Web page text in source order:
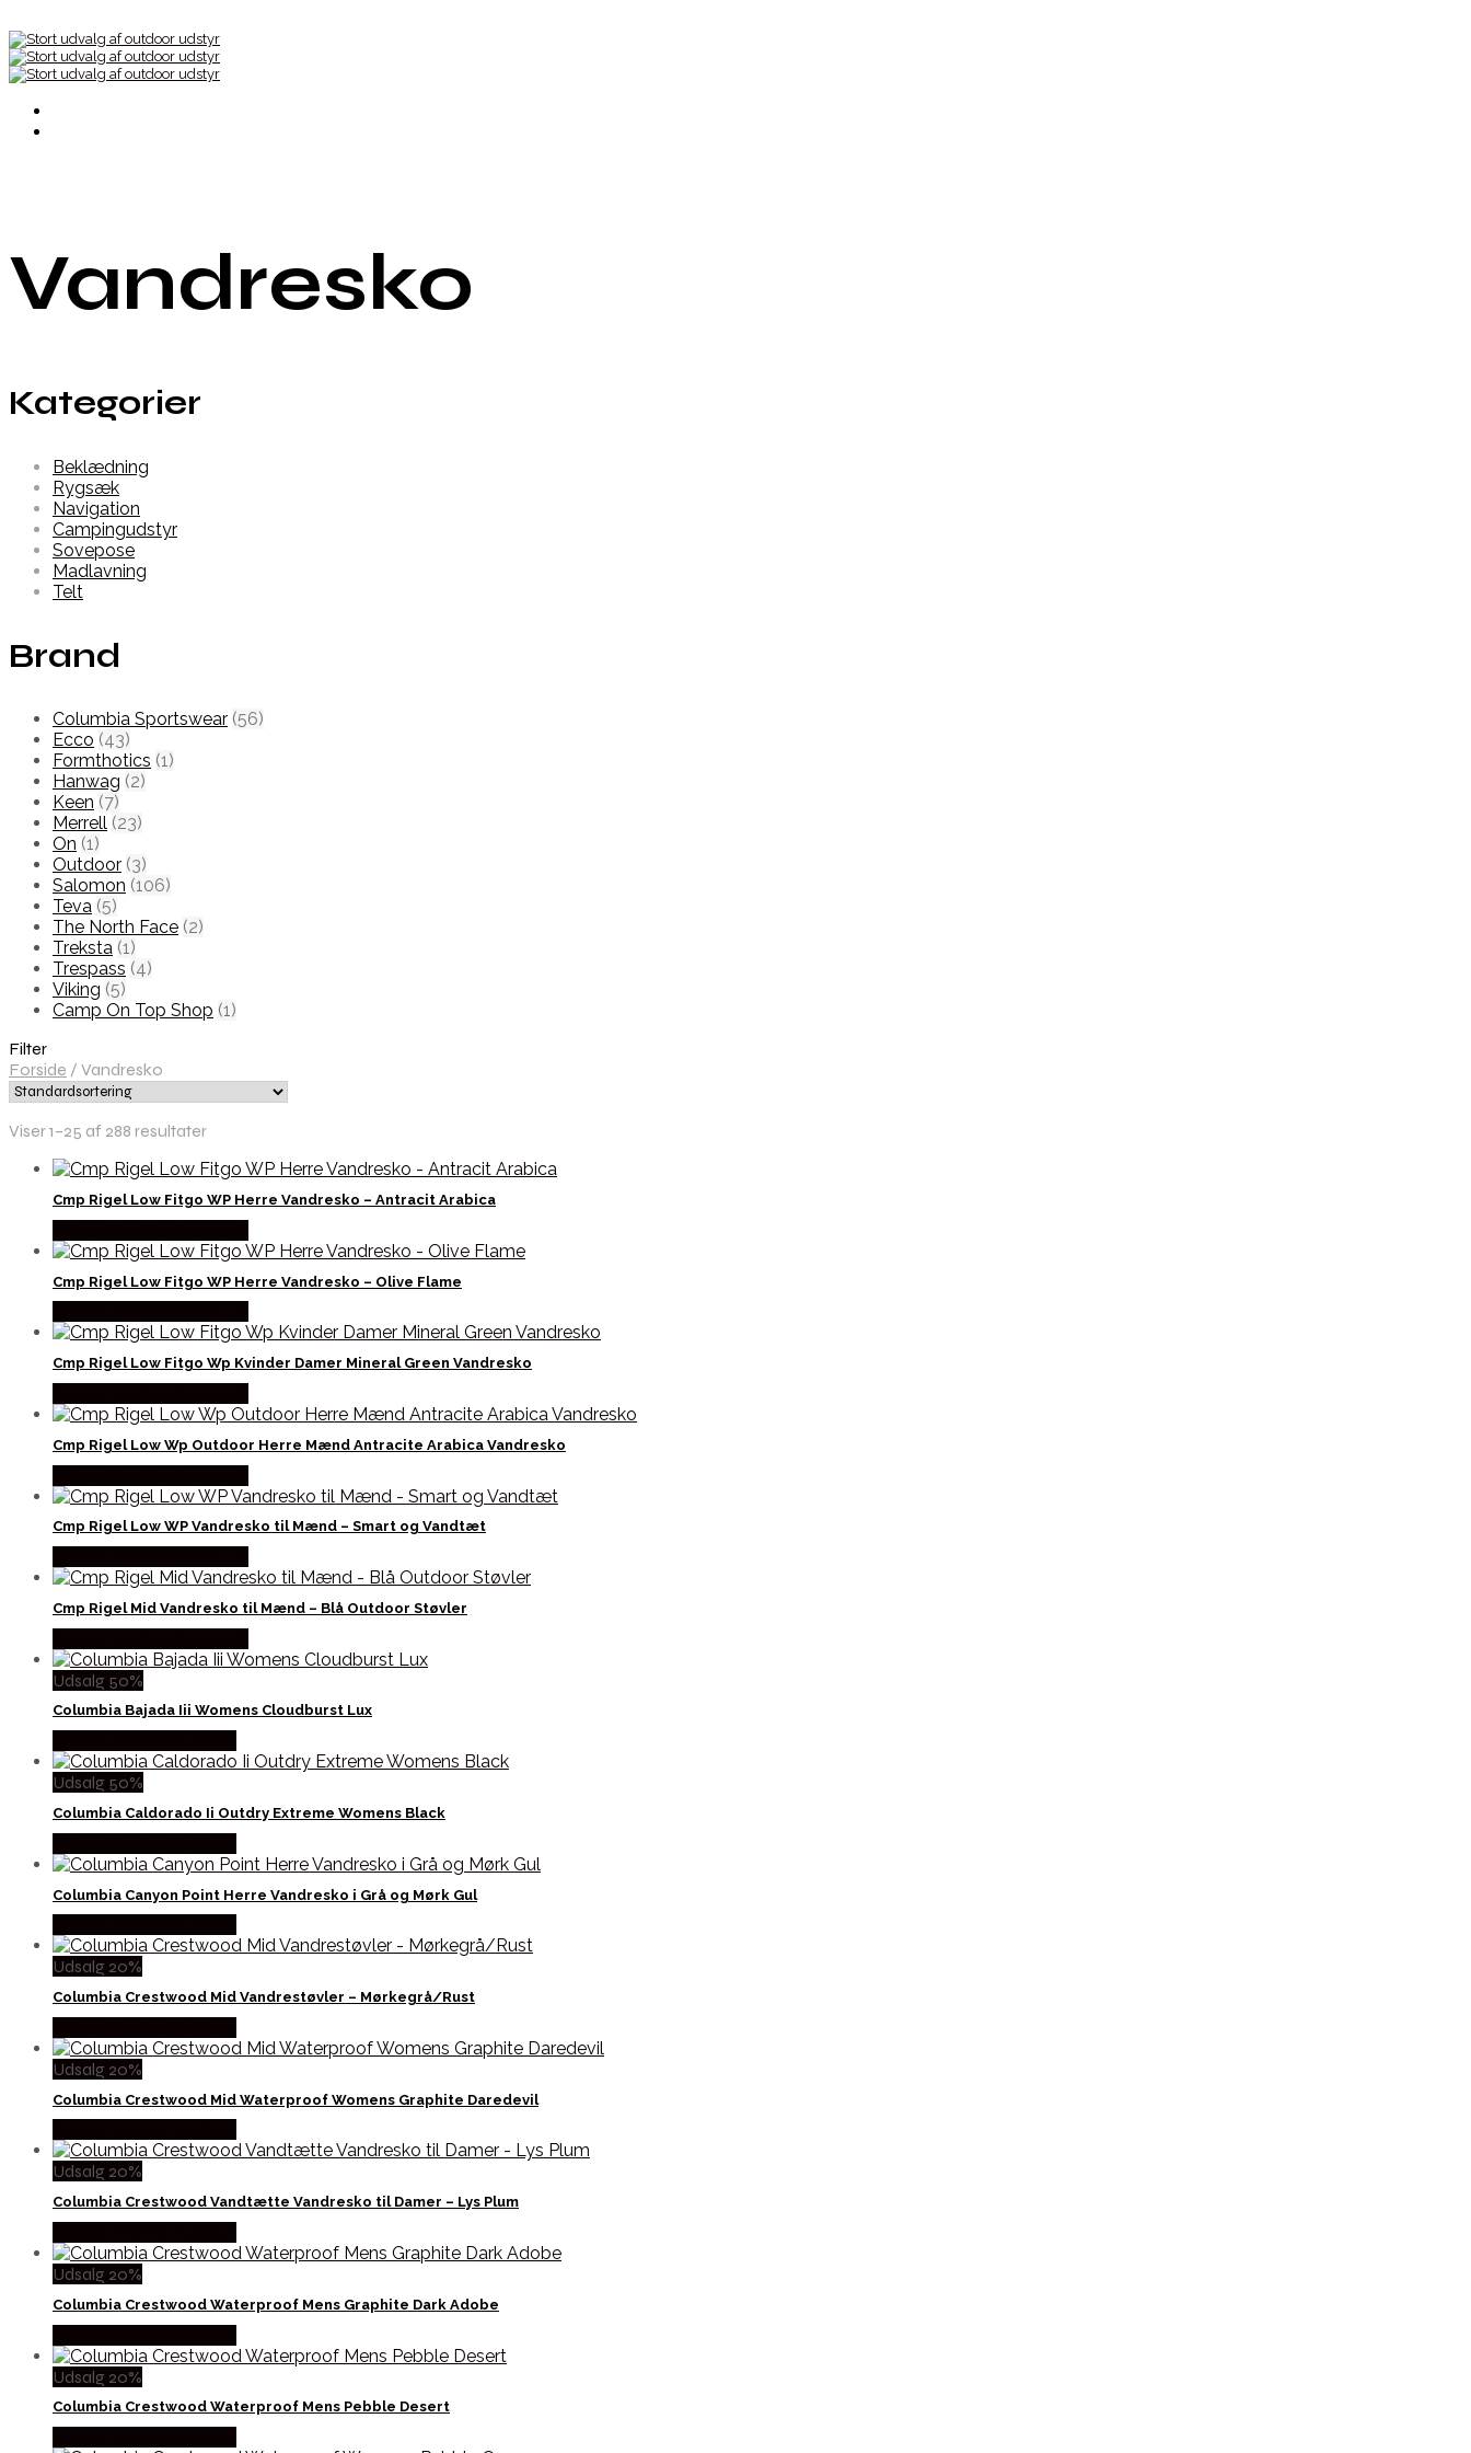
Vandresko
Kategorier
Beklædning
Rygsæk
Navigation
Campingudstyr
Sovepose
Madlavning
Telt
Brand
Columbia Sportswear (56)
Ecco (43)
Formthotics (1)
Hanwag (2)
Keen (7)
Merrell (23)
On (1)
Outdoor (3)
Salomon (106)
Teva (5)
The North Face (2)
Treksta (1)
Trespass (4)
Viking (5)
Camp On Top Shop (1)
Filter
Forside / Vandresko
Viser 1–25 af 288 resultater
Cmp Rigel Low Fitgo WP Herre Vandresko – Antracit Arabica
Cmp Rigel Low Fitgo WP Herre Vandresko – Olive Flame
Cmp Rigel Low Fitgo Wp Kvinder Damer Mineral Green Vandresko
Cmp Rigel Low Wp Outdoor Herre Mænd Antracite Arabica Vandresko
Cmp Rigel Low WP Vandresko til Mænd – Smart og Vandtæt
Cmp Rigel Mid Vandresko til Mænd – Blå Outdoor Støvler
Udsalg 50%
Columbia Bajada Iii Womens Cloudburst Lux
Udsalg 50%
Columbia Caldorado Ii Outdry Extreme Womens Black
Columbia Canyon Point Herre Vandresko i Grå og Mørk Gul
Udsalg 20%
Columbia Crestwood Mid Vandrestøvler – Mørkegrå/Rust
Udsalg 20%
Columbia Crestwood Mid Waterproof Womens Graphite Daredevil
Udsalg 20%
Columbia Crestwood Vandtætte Vandresko til Damer – Lys Plum
Udsalg 20%
Columbia Crestwood Waterproof Mens Graphite Dark Adobe
Udsalg 20%
Columbia Crestwood Waterproof Mens Pebble Desert